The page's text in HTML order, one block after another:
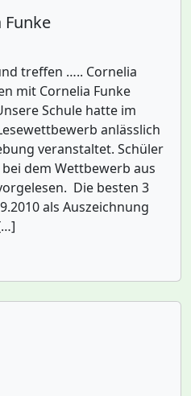
treffen ….. Cornelia
mit Cornelia Funke
Schule hatte im
anlässlich
veranstaltet. Schüler
dem Wettbewerb aus
Die besten 3
als Auszeichnung